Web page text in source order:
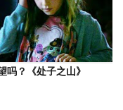
吗？《处子之山》